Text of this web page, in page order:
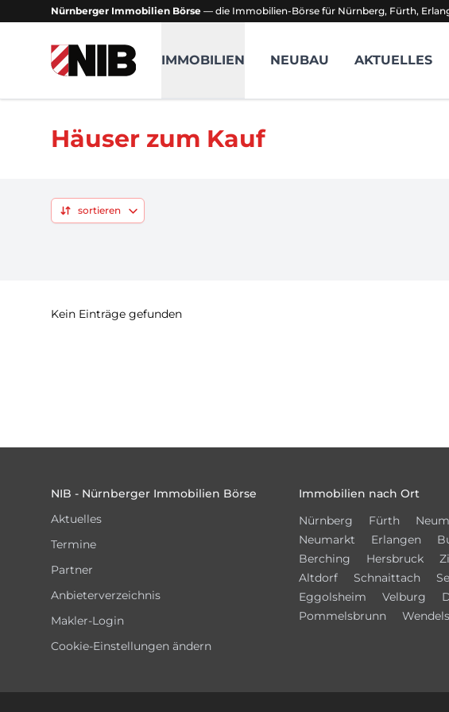
Nürnberger Immobilien Börse — die Immobilien-Börse für Nürnberg, Fürth,
NIB - Nürnberger Immobilien Börse
IMMOBILIEN NEUBAU AKTUELLES
Häuser zum Kauf
sortieren
Kein Einträge gefunden
NIB - Nürnberger Immobilien Börse
Aktuelles
Termine
Partner
Anbieterverzeichnis
Makler-Login
Cookie-Einstellungen ändern
Immobilien nach Ort
Nürnberg
Fürth
Neumarkt
Erlangen
Berching
Hersbruck
Altdorf
Schnaittach
Eggolsheim
Velburg
Pommelsbrunn